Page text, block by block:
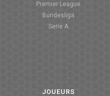
Premier League
Bundesliga
Serie A
JOUEURS